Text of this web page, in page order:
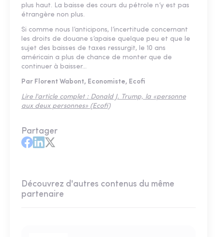
plus haut. La baisse des cours du pétrole n’y est pas
étrangère non plus.
Si comme nous l’anticipons, l’incertitude concernant
les droits de douane s’apaise quelque peu et que le
sujet des baisses de taxes ressurgit, le 10 ans
américain a plus de chance de monter que de
continuer à baisser…
Par Florent Wabont, Economiste, Ecofi
Lire l'article complet : Donald J. Trump, la « personne
aux deux personnes » (Ecofi)
Partager
Découvrez d'autres contenus du même
partenaire